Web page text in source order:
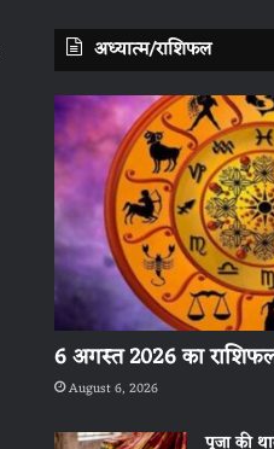
अध्यात्म/राशिफल
6 अगस्त 2026 का
August 6, 2026